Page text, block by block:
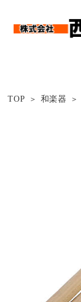
TOP 和楽器